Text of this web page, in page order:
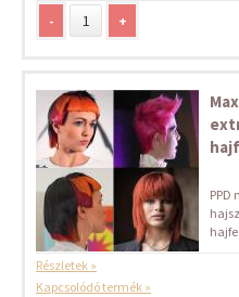
- +
PPD
Részletek »
Kapcsolódó termék »